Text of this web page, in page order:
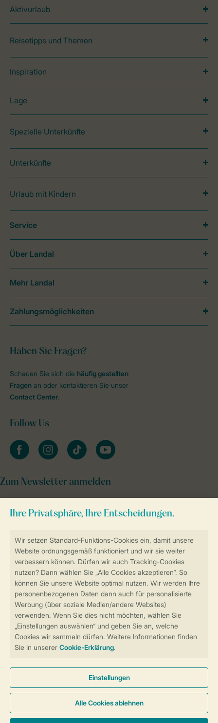
Sicherstellung Deiner Privatsphäre
Sicher und schnell zur Online-Buchung
Sichere Datenübertragung
Sicheres Bezahlen
Aktivurlaub
Reisetipps und Themen
Inspiration
Lage
Spezielle Unterkünfte
Unterkünfte
Urlaub mit Kindern
Haben Sie Fragen?
Schauen Sie sich die häufig gestellten
Fragen an oder kontaktieren Sie unser
Contact Center.
Follow Us
facebookinstagramtiktok youtube
Zum Newsletter anmelden
Service
Über Landal
Mehr Landal
Zahlungsmöglichkeiten
Cookies und Banner
Barrierefreiheit